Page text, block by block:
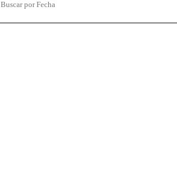
Buscar por Fecha